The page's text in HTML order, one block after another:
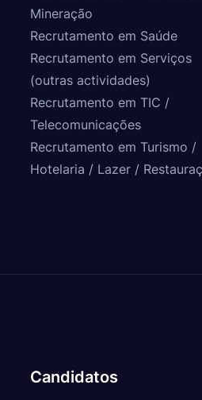
Mineração
Recrutamento em Saúde
Recrutamento em Serviços
(outras actividades)
Recrutamento em TIC /
Telecomunicações
Recrutamento em Turismo /
Hotelaria / Lazer /
Candidatos